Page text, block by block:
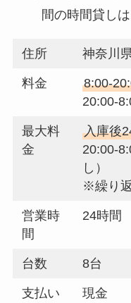
間の時間貸し
住所 神奈川
料金
8:00-
20:00-
最大料
金
入庫後
20:00-
し）
※繰り
営業時
間
24時間
台数 8台
支払い 現金